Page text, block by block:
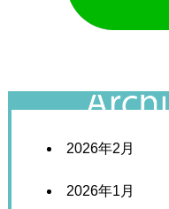
2026年2月
2026年1月